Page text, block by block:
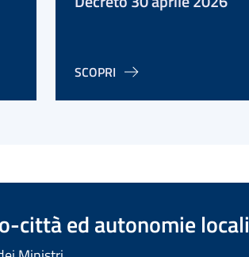
SCOPRI
città ed autonomie locali